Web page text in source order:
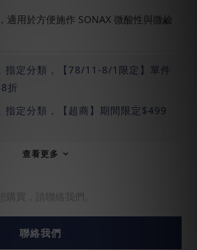
適用於方便施作 SONAX 微酸性與微鹼
指定分類，【78/11-8/1限定】單件
折
指定分類，【超商】期間限定$499
查看更多
購買，請聯絡我們。
聯絡我們